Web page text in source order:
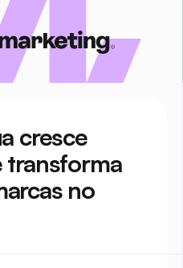
cresce
transforma
no